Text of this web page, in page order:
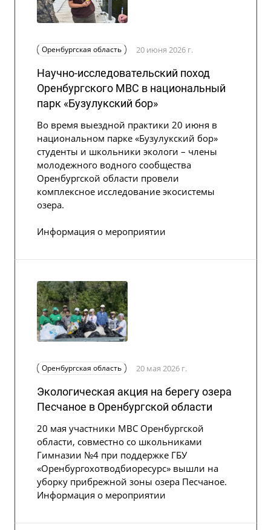
Оренбургская область 20 июня 2026 г.
Научно-исследовательский поход
Оренбургского МВС в национальный
парк «Бузулукский бор»
Во время выездной практики 20 июня в
национальном парке «Бузулукский бор»
студенты и школьники экологи – члены
молодежного водного сообщества
Оренбургской области провели
комплексное исследование экосистемы
озера.
Информация о мероприятии
Оренбургская область 20 мая 2026 г.
Экологическая акция на берегу озера
Песчаное в Оренбургской области
20 мая участники МВС Оренбургской
области, совместно со школьниками
Гимназии №4 при поддержке ГБУ
«Оренбургохотводбиоресурс» вышли на
уборку прибрежной зоны озера Песчаное.
Информация о мероприятии